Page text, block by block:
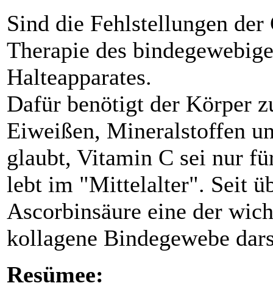
Sind die Fehlstellungen
Therapie des
Halteapparates.
Dafür benötigt der Körper
Eiweißen, Mineralstoffen
glaubt, Vitamin C sei nur
lebt im "Mittelalter". Seit
Ascorbinsäure eine der
kollagene Bindegewebe
Resümee: